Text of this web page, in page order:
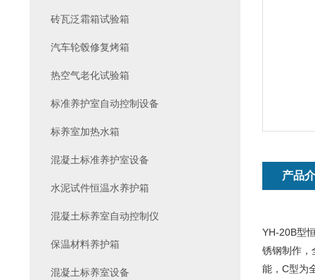
产品
YH-20B型
锈钢制作，
能，C型为
砖瓦泛霜箱试验箱
汽车轮毂修复烤箱
热空气老化试验箱
标准养护室自动控制设备
标养室加热水箱
混凝土标准养护室设备
水泥试件恒温水养护箱
混凝土标养室自动控制仪
保温材料养护箱
混凝土标养室设备